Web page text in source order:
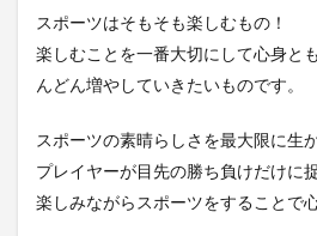
スポーツはそもそも楽しむもの！
楽しむことを一番大切にして心身と
んどん増やしていきたいものです。
スポーツの素晴らしさを最大限に生
プレイヤーが目先の勝ち負けだけに
楽しみながらスポーツをすることで